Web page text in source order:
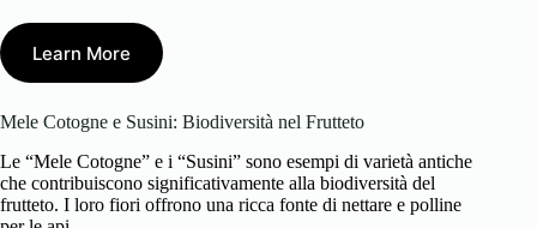
Learn More
Mele Cotogne e Susini: Biodiversità nel Frutteto
Le “Mele Cotogne” e i “Susini” sono esempi di varietà antiche
che contribuiscono significativamente alla biodiversità del
frutteto. I loro fiori offrono una ricca fonte di nettare e polline